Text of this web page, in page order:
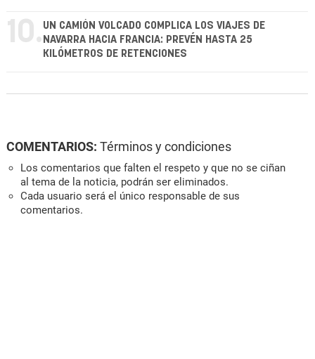
10. UN CAMIÓN VOLCADO COMPLICA LOS VIAJES DE
NAVARRA HACIA FRANCIA: PREVÉN HASTA 25
KILÓMETROS DE RETENCIONES
COMENTARIOS: Términos y condiciones
Los comentarios que falten el respeto y que no se ciñan
al tema de la noticia, podrán ser eliminados.
Cada usuario será el único responsable de sus
comentarios.